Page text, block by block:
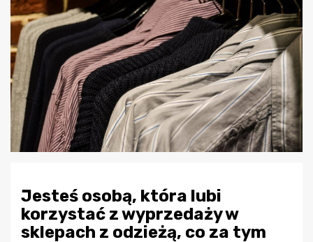
Jesteś osobą, która lubi
korzystać z wyprzedaży w
sklepach z odzieżą, co za tym